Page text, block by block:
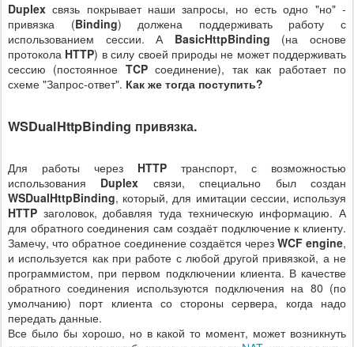
Duplexсвязь покрывает наши запросы, но есть одно "но" -
привязка (Binding) должена поддерживать работу с
использованием сессии. А BasicHttpBinding (на основе
протокола HTTP) в силу своей природы не может поддерживать
сессию (постоянное TCPсоединение), так как работает по
схеме "Запрос-ответ". Как же тогда поступить?
WSDualHttpBinding привязка.
Для работы через HTTP транспорт, с возможностью
использования Duplex связи, специально был создан
WSDualHttpBinding, который, для имитации сессии, используя
HTTP заголовок, добавляя туда техническую информацию. А
для обратного соединения сам создаёт подключение к клиенту.
Замечу, что обратное соединение создаётся через WCF engine,
и используется как при работе с любой другой привязкой, а не
программистом, при первом подключении клиента. В качестве
обратного соединения используются подключения на 80 (по
умолчанию) порт клиента со стороны сервера, когда надо
передать данные.
Все было бы хорошо, но в какой то момент, может возникнуть